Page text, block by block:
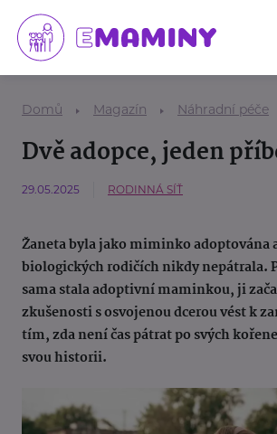
Domů Magazín Náhradní péče
Dvě adopce, jeden
29.05.2025 RODINNÁ SÍŤ
Žaneta byla jako miminko adoptována
biologických rodičích nikdy nepátrala.
sama stala adoptivní maminkou, ji
zkušenosti s osvojenou dcerou vést k
tím, zda není čas pátrat po svých
svou historii.